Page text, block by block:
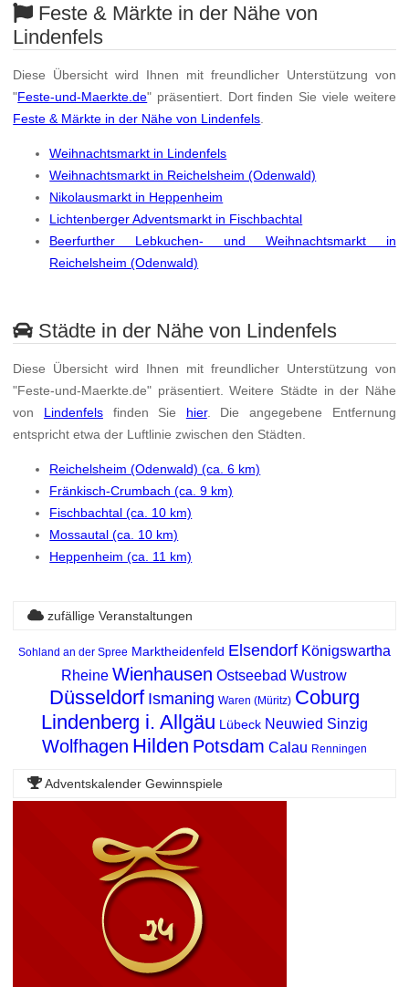
Feste & Märkte in der Nähe von
Lindenfels
Diese Übersicht wird Ihnen mit freundlicher Unterstützung von
"Feste-und-Maerkte.de" präsentiert. Dort finden Sie viele weitere
Feste & Märkte in der Nähe von Lindenfels
Weihnachtsmarkt in Lindenfels
Weihnachtsmarkt in Reichelsheim (Odenwald)
Nikolausmarkt in Heppenheim
Lichtenberger Adventsmarkt in Fischbachtal
Beerfurther Lebkuchen- und Weihnachtsmarkt in
Reichelsheim (Odenwald)
Städte in der Nähe von Lindenfels
Diese Übersicht wird Ihnen mit freundlicher Unterstützung von
"Feste-und-Maerkte.de" präsentiert. Weitere Städte in der Nähe
von Lindenfelsfinden Sie hier. Die angegebene Entfernung
entspricht etwa der Luftlinie zwischen den Städten.
Reichelsheim (Odenwald) (ca. 6 km)
Fränkisch-Crumbach (ca. 9 km)
Fischbachtal (ca. 10 km)
Mossautal (ca. 10 km)
Heppenheim (ca. 11 km)
zufällige Veranstaltungen
Sohland an der Spree Marktheidenfeld Elsendorf Königswartha
Rheine Wienhausen Ostseebad Wustrow
Düsseldorf Ismaning Waren (Müritz) Coburg
Lindenberg i. Allgäu Lübeck Neuwied Sinzig
Wolfhagen Hilden Potsdam Calau Renningen
Adventskalender Gewinnspiele